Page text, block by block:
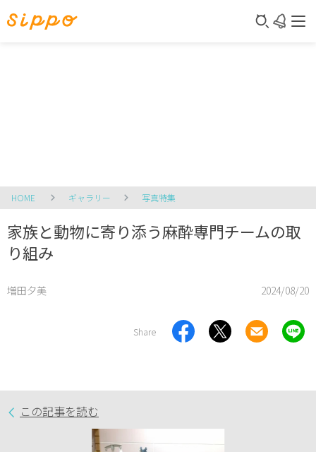
HOME ギャラリー 写真特集
家族と動物に寄り添う麻酔専門チームの取
り組み
増田夕美 2024/08/20
Share
この記事を読む